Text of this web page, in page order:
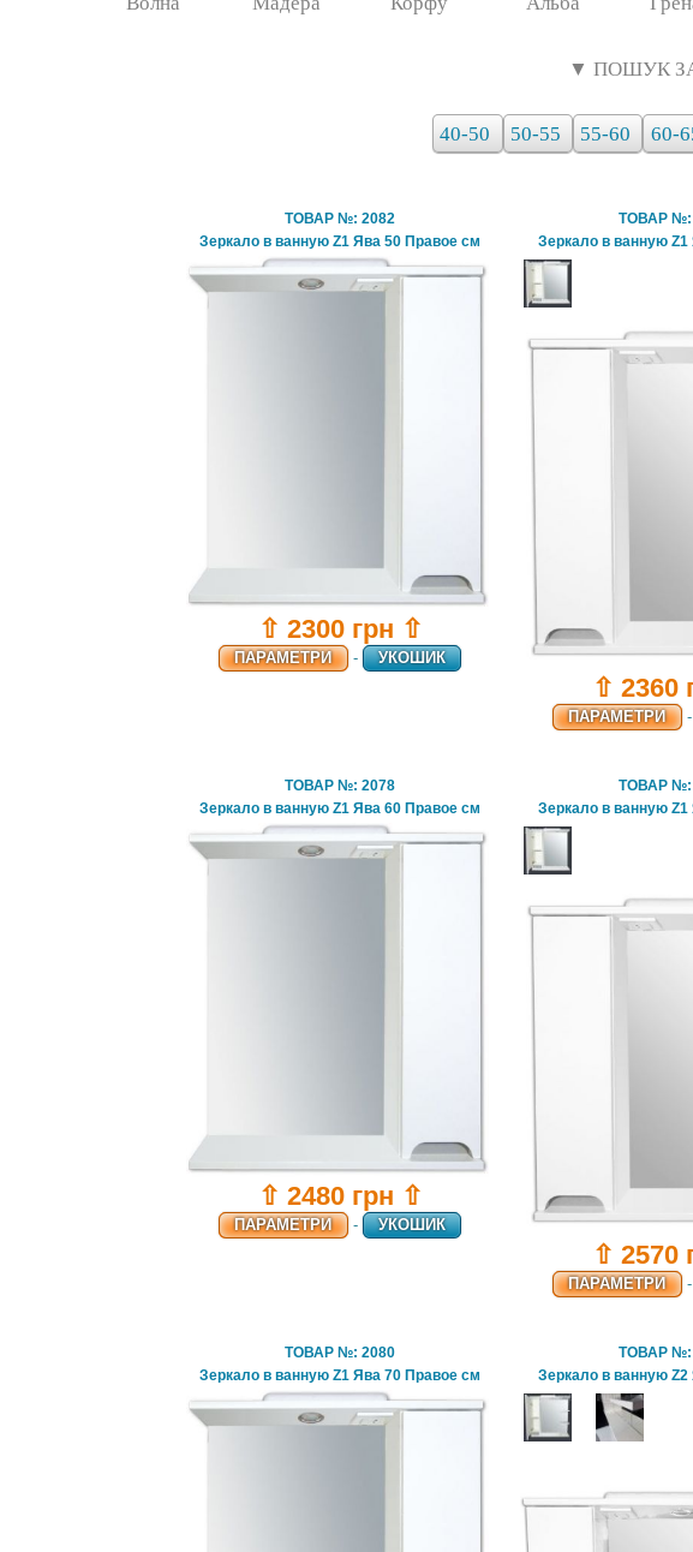
▼ ПОШУК
40-50 50-55 55-60 60-
ТОВАР №: 2082
Зеркало в ванную Z1 Ява 50 Правое см
⇧ 2300 грн ⇧
ПАРАМЕТРИ - УКОШИК
ТОВАР №:
Зеркало в ванную
⇧ 2360
ПАРАМЕТРИ -
ТОВАР №: 2078
Зеркало в ванную Z1 Ява 60 Правое см
⇧ 2480 грн ⇧
ПАРАМЕТРИ - УКОШИК
ТОВАР №:
Зеркало в ванную
⇧ 2570
ПАРАМЕТРИ -
ТОВАР №: 2080
Зеркало в ванную Z1 Ява 70 Правое см
ТОВАР №:
Зеркало в ванную